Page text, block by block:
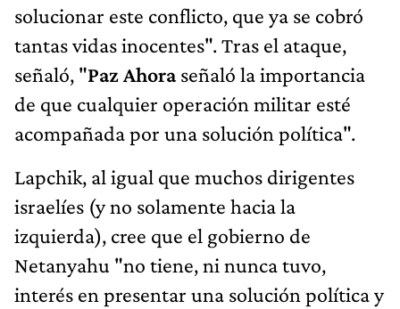
solucionar este conflicto, que ya se cobró
tantas vidas inocentes". Tras el ataque,
señaló, "Paz Ahoraseñaló la importancia
de que cualquier operación militar esté
acompañada por una solución política".
Lapchik, al igual que muchos dirigentes
israelíes (y no solamente hacia la
izquierda), cree que el gobierno de
Netanyahu "no tiene, ni nunca tuvo,
interés en presentar una solución política y